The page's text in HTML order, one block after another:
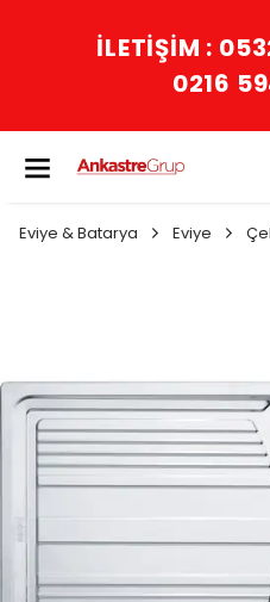
İLETİŞİM :
0216
Eviye & Batarya Eviye